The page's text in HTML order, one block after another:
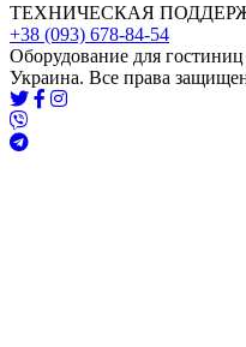
ТЕХНИЧЕСКАЯ
+38 (093) 678-84-54
Оборудование для
Украина. Все права